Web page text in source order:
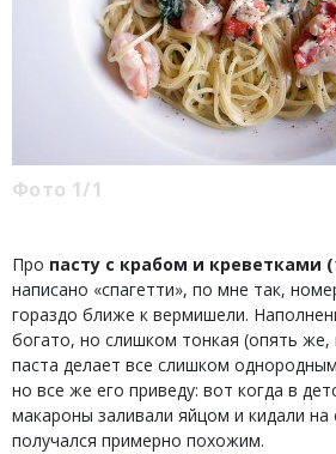
Фото 1/1
Про пасту с крабом и креветками
написано «спагетти», по мне так,
гораздо ближе к вермишели.
богато, но слишком тонкая (опять же,
паста делает все слишком
но все же его приведу: вот когда в
макароны заливали яйцом и кидали на
получался примерно похожим.